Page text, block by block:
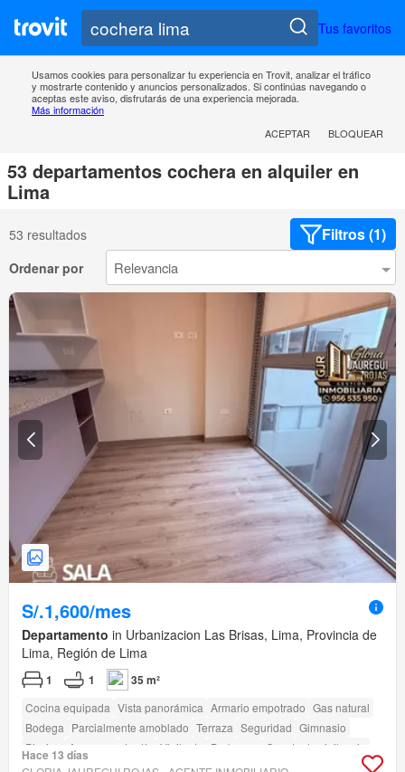
Tus favoritos
Usamos cookies para personalizar tu experiencia en Trovit, analizar el tráfico
y mostrarte contenido y anuncios personalizados. Si continúas navegando o
aceptas este aviso, disfrutarás de una experiencia mejorada.
Más información
ACEPTAR
BLOQUEAR
53 departamentos cochera en alquiler en
Lima
53 resultados Filtros (1)
Ordenar por
S/.1,600/mes
Departamento in Urbanizacion Las Brisas, Lima, Provincia de
Lima, Región de Lima
1 1 35 m²
Cocina equipada Vista panorámica Armario empotrado Gas natural
Bodega Parcialmente amoblado Terraza Seguridad Gimnasio
Piscina
Ascensor Jardín Vigilante Barbacoa
Caseta de vigilancia
Acceso para personas con discapacidad
Hace 13 días